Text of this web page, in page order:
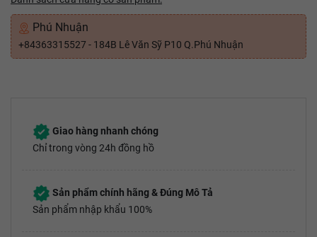
Phú Nhuận
+84363315527 - 184B Lê Văn Sỹ P10 Q.Phú Nhuận
Giao hàng nhanh chóng
Chỉ trong vòng 24h đồng hồ
Sản phẩm chính hãng & Đúng Mô Tả
Sản phẩm nhập khẩu 100%